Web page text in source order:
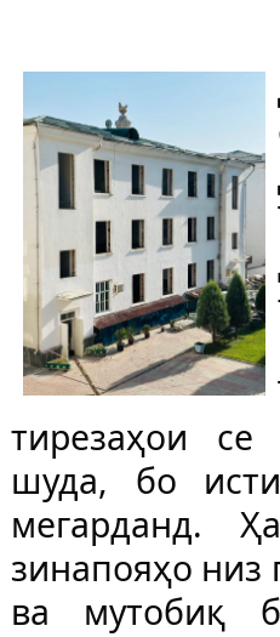
тирезаҳои се
шуда, бо
мегарданд.
зинапояҳо низ
ва мутобиқ